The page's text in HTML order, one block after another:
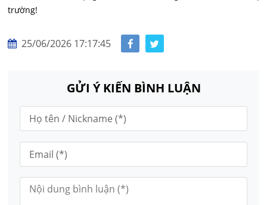
trường!
25/06/2026 17:17:45
GỬI Ý KIẾN BÌNH LUẬN